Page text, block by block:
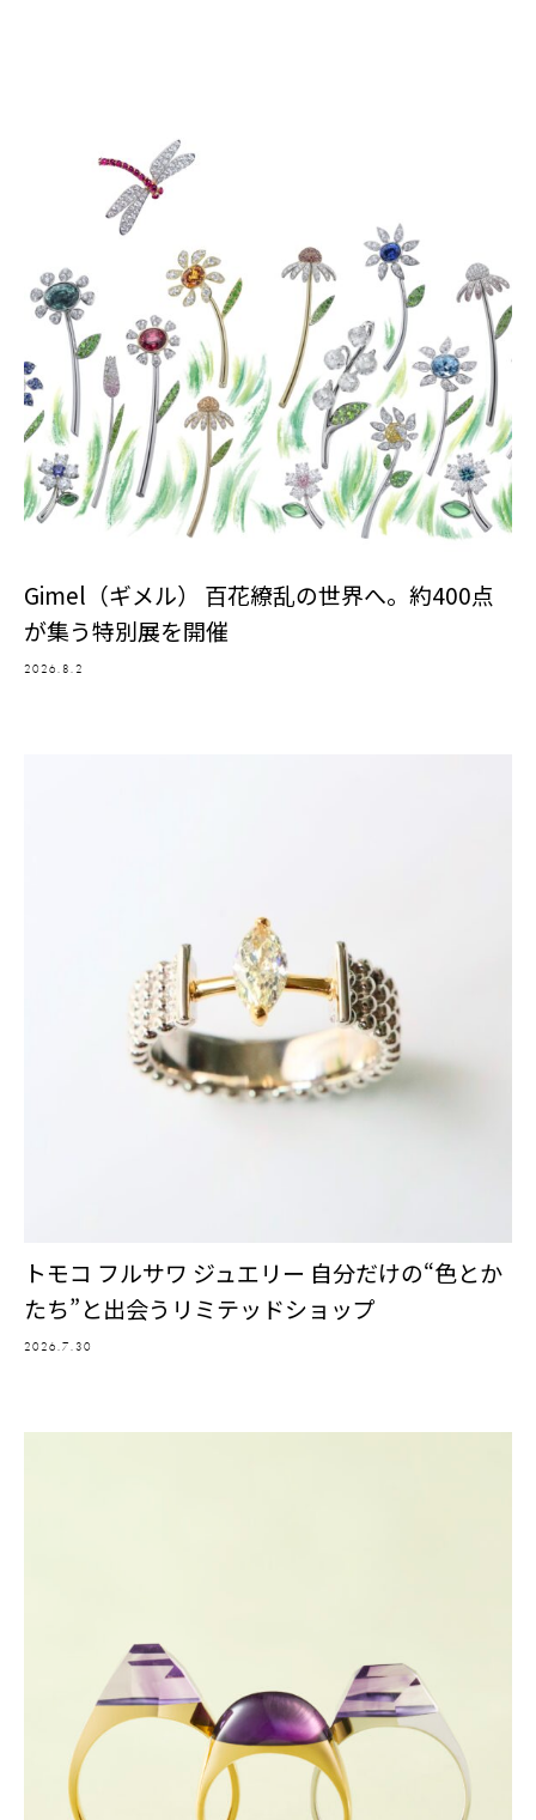
Gimel（ギメル） 百花繚乱の世界へ。約400点
が集う特別展を開催
2026.8.2
トモコ フルサワ ジュエリー 自分だけの“色とか
たち”と出会うリミテッドショップ
2026.7.30